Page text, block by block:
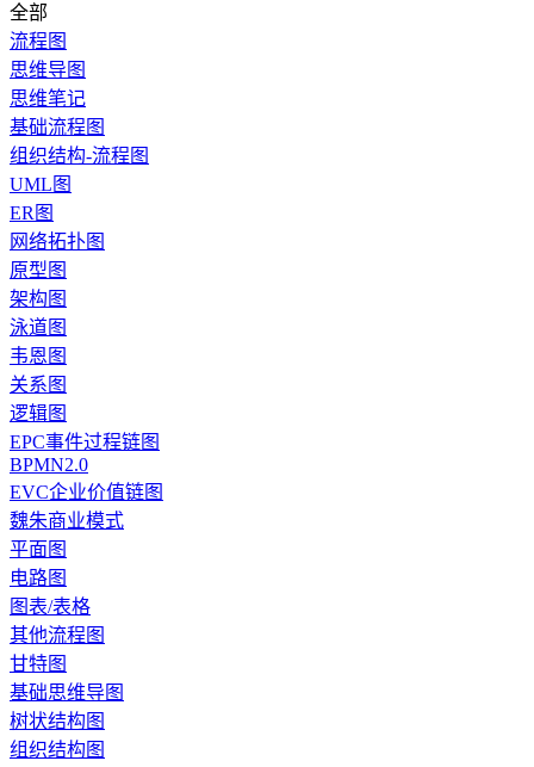
全部
流程图
思维导图
思维笔记
基础流程图
组织结构-流程图
UML图
ER图
网络拓扑图
原型图
架构图
泳道图
韦恩图
关系图
逻辑图
EPC事件过程链图
BPMN2.0
EVC企业价值链图
魏朱商业模式
平面图
电路图
图表/表格
其他流程图
甘特图
基础思维导图
树状结构图
组织结构图